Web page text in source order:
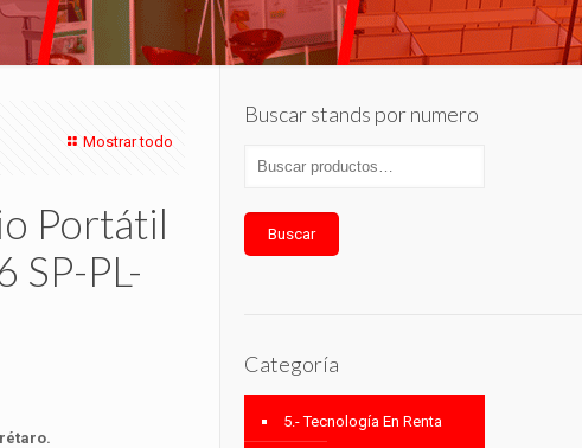
Mostrar todo
Portátil
SP-PL-
Buscar stands por numero
Buscar
Categoría
5.- Tecnología En Renta